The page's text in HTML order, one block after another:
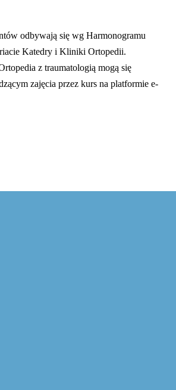
odbywają się wg Harmonogramu
Katedry i Kliniki Ortopedii.
z traumatologią mogą się
zajęcia przez kurs na platformie e-